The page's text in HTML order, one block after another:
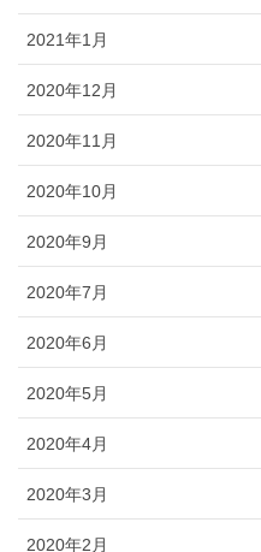
2021年1月
2020年12月
2020年11月
2020年10月
2020年9月
2020年7月
2020年6月
2020年5月
2020年4月
2020年3月
2020年2月